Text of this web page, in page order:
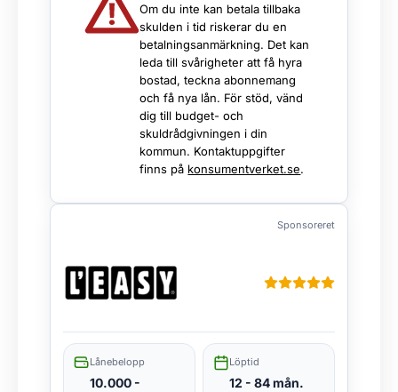
Om du inte kan betala tillbaka
skulden i tid riskerar du en
betalningsanmärkning. Det kan
leda till svårigheter att få hyra
bostad, teckna abonnemang
och få nya lån. För stöd, vänd
dig till budget- och
skuldrådgivningen i din
kommun. Kontaktuppgifter
finns på konsumentverket.se.
Sponsoreret
Lånebelopp
10.000 -
Löptid
12 - 84 mån.